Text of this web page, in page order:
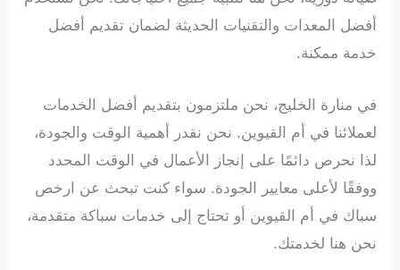
أفضل المعدات والتقنيات الحديثة لضمان تقديم أفضل
خدمة ممكنة.
في منارة الخليج، نحن ملتزمون بتقديم أفضل الخدمات
لعملائنا في أم القيوين. نحن نقدر أهمية الوقت والجودة،
لذا نحرص دائمًا على إنجاز الأعمال في الوقت المحدد
ووفقًا لأعلى معايير الجودة. سواء كنت تبحث عن ارخص
سباك في أم القيوين أو تحتاج إلى خدمات سباكة متقدمة،
نحن هنا لخدمتك.